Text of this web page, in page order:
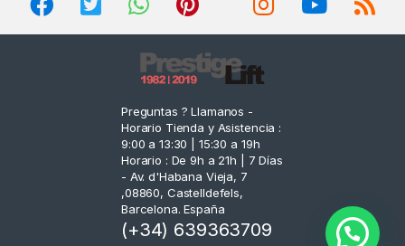
Preguntas ? Llamanos -
Horario Tienda y Asistencia :
9:00 a 13:30 | 15:30 a 19h
Horario : De 9h a 21h | 7 Días
- Av. d'Habana Vieja, 7
,08860, Castelldefels,
Barcelona. España
(+34) 639363709